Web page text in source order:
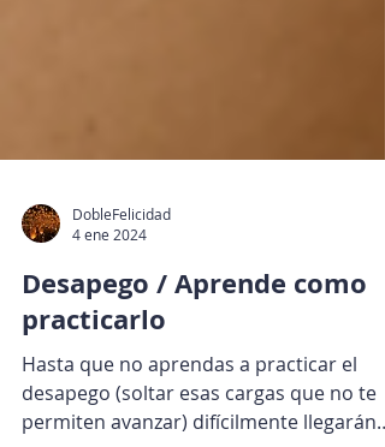
DobleFelicidad
Desapego / Aprende como
practicarlo